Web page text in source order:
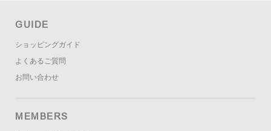
GUIDE
ショッピングガイド
よくあるご質問
お問い合わせ
MEMBERS